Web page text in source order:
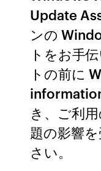
Update
ンの
トをお手
トの前に
き、ご利
題の影響
さい。